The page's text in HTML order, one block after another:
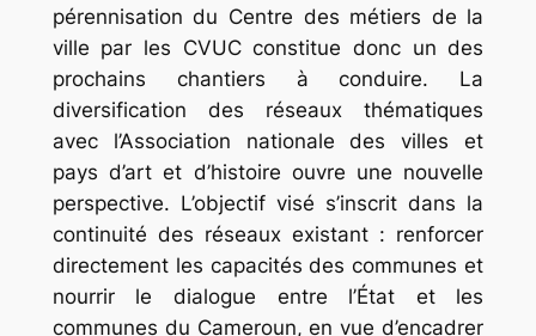
pérennisation du Centre des métiers de la
ville par les CVUC constitue donc un des
prochains chantiers à conduire. La
diversification des réseaux thématiques
avec l’Association nationale des villes et
pays d’art et d’histoire ouvre une nouvelle
perspective. L’objectif visé s’inscrit dans la
continuité des réseaux existant : renforcer
directement les capacités des communes et
nourrir le dialogue entre l’État et les
communes du Cameroun, en vue d’encadrer